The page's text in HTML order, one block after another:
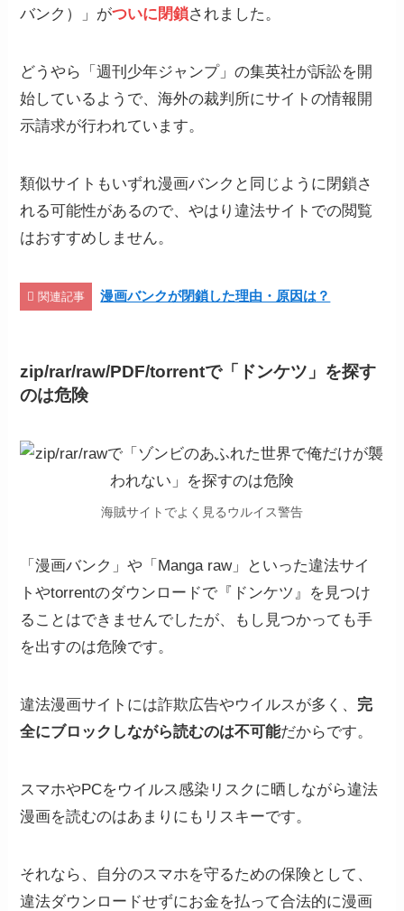
バンク）」がついに閉鎖されました。
どうやら「週刊少年ジャンプ」の集英社が訴訟を開
始しているようで、海外の裁判所にサイトの情報開
示請求が行われています。
類似サイトもいずれ漫画バンクと同じように閉鎖さ
れる可能性があるので、やはり違法サイトでの閲覧
はおすすめしません。
関連記事 漫画バンクが閉鎖した理由・原因は？
zip/rar/raw/PDF/torrentで「ドンケツ 」 を探す
のは危険
海賊サイトでよく見るウルイス警告
「漫画バンク」や「Manga raw」といった違法サイ
トやtorrentのダウンロードで『ドンケツ』を見つけ
ることはできませんでしたが、もし見つかっても手
を出すのは危険です。
違法漫画サイトには詐欺広告やウイルスが多く、 完
全にブロックしながら読むのは不可能だからです。
スマホやPCをウイルス感染リスクに晒しながら違法
漫画を読むのはあまりにもリスキーです。
それなら、自分のスマホを守るための保険として、
違法ダウンロードせずにお金を払って合法的に漫画